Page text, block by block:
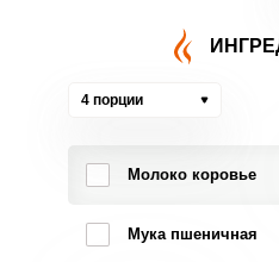
4 порции
Молоко коровье
Мука пшеничная